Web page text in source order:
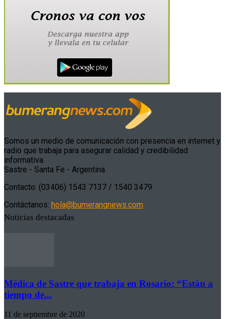
Somos un medio de comunicación con presencia en internet y
radio que trabaja para asegurar calidad y credibilidad
informativa.
Sastre - Santa Fe - Argentina
Contacto: (03406) 1543 7137 / 1540 3479
Contáctanos: hola@bumerangnews.com
Noticias destacadas
Médica de Sastre que trabaja en Rosario: “Están a
tiempo de...
11 de septiembre de 2020